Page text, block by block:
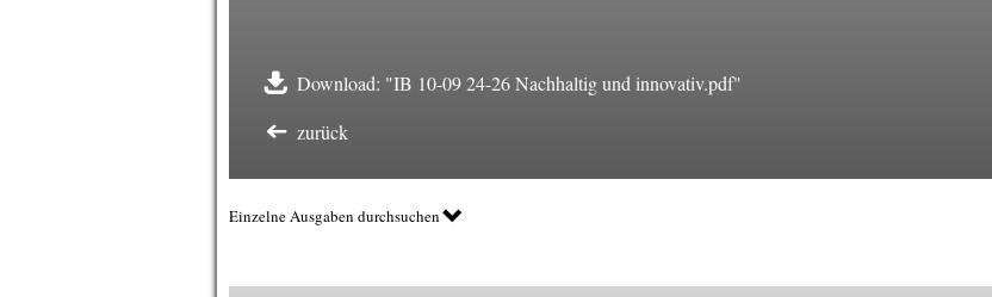
Download: "IB 10-09 24-26 Nachhaltig und innovativ.pdf"
zurück
Einzelne Ausgaben durchsuchen